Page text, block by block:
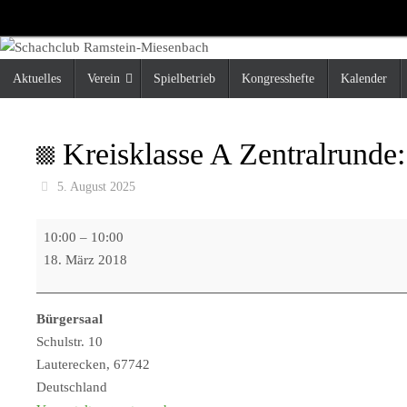
Inhalt
springen
Inhalt
Aktuelles Verein Spielbetrieb Kongresshefte Kalender
Kreisklasse A
5. August 2025
SC
Ohmbach
2
-
SC
10:00 – 10:00
18. März 2018
Bürgersaal
Schulstr. 10
Lauterecken, 67742
Deutschland